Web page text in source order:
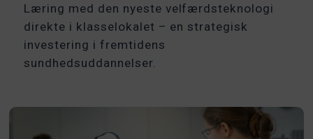
Læring med den nyeste velfærdsteknologi
direkte i klasselokalet – en strategisk
investering i fremtidens
sundhedsuddannelser.